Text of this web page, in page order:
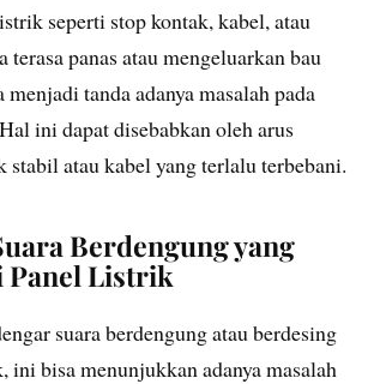
seperti stop kontak, kabel, atau
terasa panas atau mengeluarkan bau
tanda adanya masalah pada
ini dapat disebabkan oleh arus
atau kabel yang terlalu terbebani.
Berdengung yang
Panel Listrik
suara berdengung atau berdesing
ini bisa menunjukkan adanya masalah